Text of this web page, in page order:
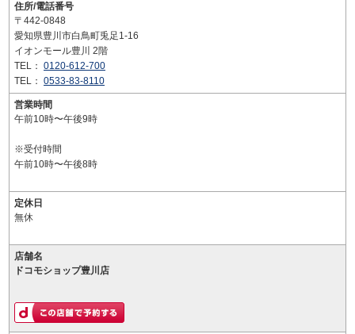
住所/電話番号
〒442-0848
愛知県豊川市白鳥町兎足1-16
イオンモール豊川 2階
TEL： 0120-612-700
TEL： 0533-83-8110
営業時間
午前10時〜午後9時
※受付時間
午前10時〜午後8時
定休日
無休
店舗名
ドコモショップ豊川店